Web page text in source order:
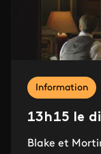
Information
13h15 le
Blake et